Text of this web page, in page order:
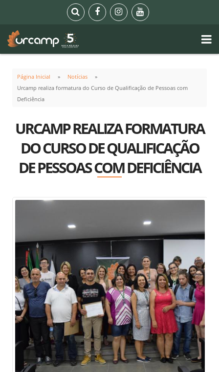
Página Inicial
Notícias
Urcamp realiza formatura do Curso de Qualificação de Pessoas com
Deficiência
URCAMP REALIZA FORMATURA
DO CURSO DE QUALIFICAÇÃO
DE PESSOAS COM DEFICIÊNCIA